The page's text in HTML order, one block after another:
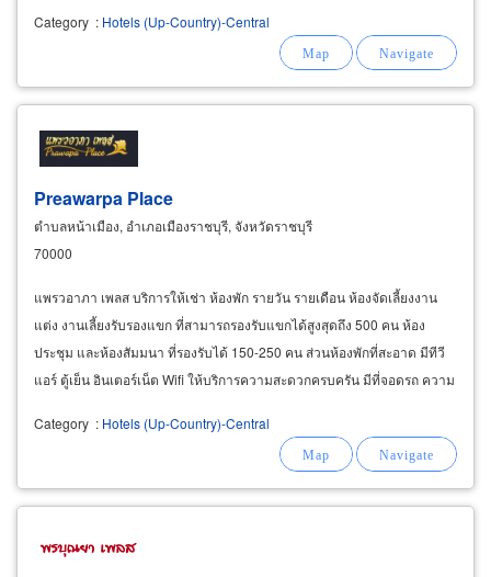
Category : Hotels (Up-Country)-Central
Preawarpa Place
ตำบลหน้าเมือง, อำเภอเมืองราชบุรี, จังหวัดราชบุรี
70000
แพรวอาภา เพลส บริการให้เช่า ห้องพัก รายวัน รายเดือน ห้องจัดเลี้ยงงาน
แต่ง งานเลี้ยงรับรองแขก ที่สามารถรองรับแขกได้สูงสุดถึง 500 คน ห้อง
ประชุม และห้องสัมมนา ที่รองรับได้ 150-250 คน ส่วนห้องพักที่สะอาด มีทีวี
แอร์ ตู้เย็น อินเตอร์เน็ต Wifi ให้บริการความสะดวกครบครัน มีที่จอดรถ ความ
Category : Hotels (Up-Country)-Central